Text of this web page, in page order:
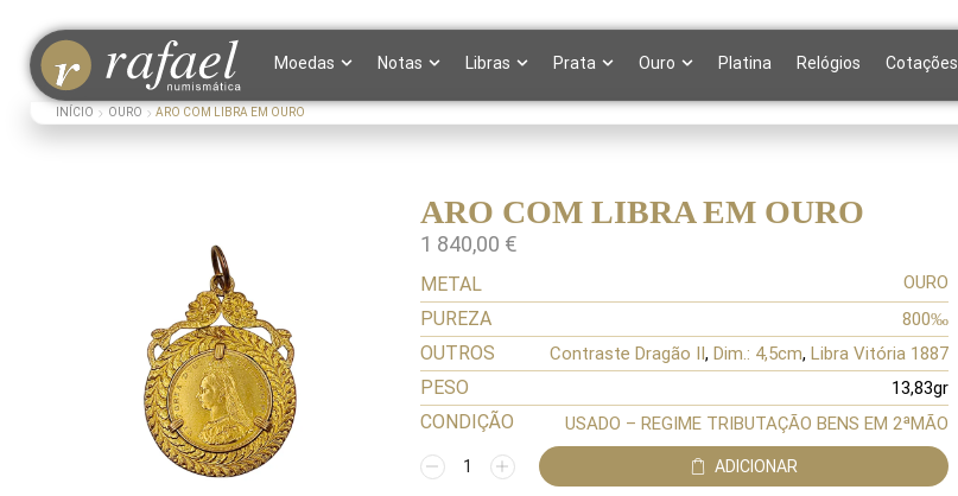
Moedas Notas Libras Prata Ouro Platina Relógios Cotações
INÍCIO OURO ARO COM LIBRA EM OURO
ARO COM LIBRA EM OURO
1 840,00 €
METAL OURO
PUREZA 800‰
OUTROS Contraste Dragão II, Dim.: 4,5cm, Libra Vitória 1887
PESO 13,83gr
CONDIÇÃO USADO – REGIME TRIBUTAÇÃO BENS EM 2ªMÃO
ADICIONAR